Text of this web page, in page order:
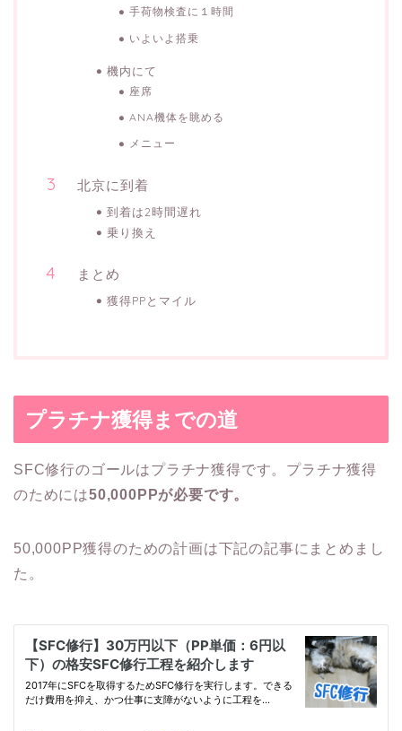
手荷物検査に１時間
いよいよ搭乗
機内にて
座席
ANA機体を眺める
メニュー
北京に到着
到着は2時間遅れ
乗り換え
まとめ
獲得PPとマイル
プラチナ獲得までの道
SFC修行のゴールはプラチナ獲得です。プラチナ獲得
のためには50,000PPが必要です。
50,000PP獲得のための計画は下記の記事にまとめまし
た。